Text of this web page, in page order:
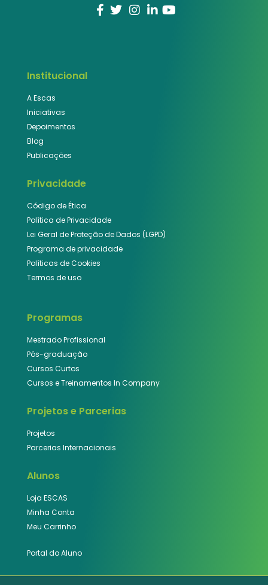
Institucional
A Escas
Iniciativas
Depoimentos
Blog
Publicações
Privacidade
Código de Ética
Política de Privacidade
Lei Geral de Proteção de Dados (LGPD)
Programa de privacidade
Políticas de Cookies
Termos de uso
Programas
Mestrado Profissional
Pós-graduação
Cursos Curtos
Cursos e Treinamentos In Company
Projetos e Parcerias
Projetos
Parcerias Internacionais
Alunos
Loja ESCAS
Minha Conta
Meu Carrinho
Portal do Aluno